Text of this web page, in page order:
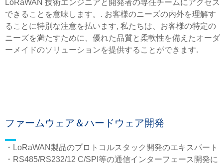
LoRaWAN 技術エンジニアと開発者の専任チームにアクセス
できることを意味します。. お客様のニーズの内外を理解す
ることに特別な注意を払います, 私たちは、お客様の特定の
ニーズを満たすために、優れた品質と柔軟性を備えたオーダ
ーメイドのソリューションを提供することができます.
ファームウェア＆ハードウェア開発
・LoRaWAN製品のプロトコルスタック開発のエキスパート
・RS485/RS232/12 C/SPI等の通信インターフェース開発に